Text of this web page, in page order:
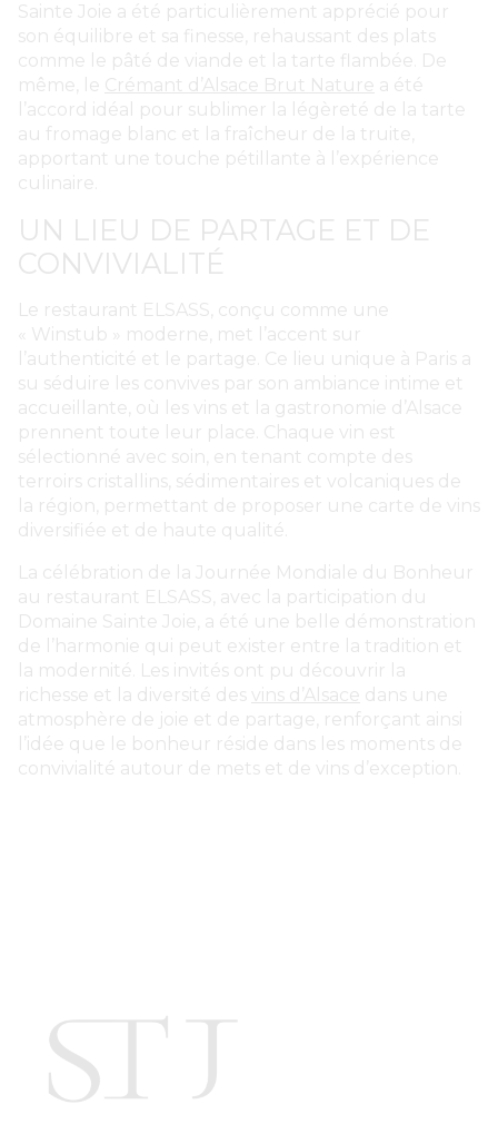
Sainte Joie a été particulièrement apprécié pour
son équilibre et sa finesse, rehaussant des plats
comme le pâté de viande et la tarte flambée. De
même, le Crémant d’Alsace Brut Nature a été
l’accord idéal pour sublimer la légèreté de la tarte
au fromage blanc et la fraîcheur de la truite,
apportant une touche pétillante à l’expérience
culinaire.
UN LIEU DE PARTAGE ET DE
CONVIVIALITÉ
Le restaurant ELSASS, conçu comme une
« Winstub » moderne, met l’accent sur
l’authenticité et le partage. Ce lieu unique à Paris a
su séduire les convives par son ambiance intime et
accueillante, où les vins et la gastronomie d’Alsace
prennent toute leur place. Chaque vin est
sélectionné avec soin, en tenant compte des
terroirs cristallins, sédimentaires et volcaniques de
la région, permettant de proposer une carte de vins
diversifiée et de haute qualité.
La célébration de la Journée Mondiale du Bonheur
au restaurant ELSASS, avec la participation du
Domaine Sainte Joie, a été une belle démonstration
de l’harmonie qui peut exister entre la tradition et
la modernité. Les invités ont pu découvrir la
richesse et la diversité des vins d’Alsace dans une
atmosphère de joie et de partage, renforçant ainsi
l’idée que le bonheur réside dans les moments de
convivialité autour de mets et de vins d’exception.